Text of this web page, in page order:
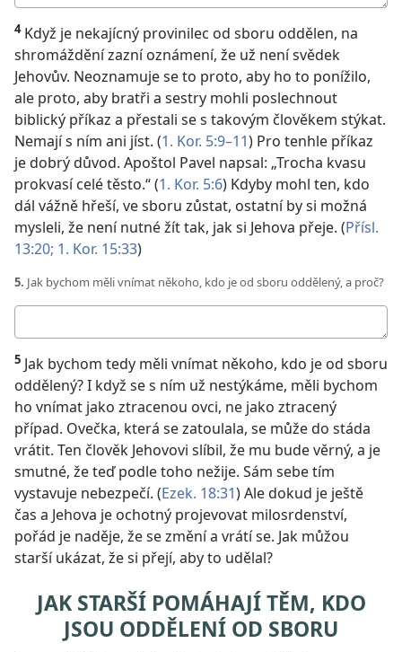
odpověď
4Když je nekajícný provinilec od sboru oddělen, na
shromáždění zazní oznámení, že už není svědek
Jehovův. Neoznamuje se to proto, aby ho to ponížilo,
ale proto, aby bratři a sestry mohli poslechnout
biblický příkaz a přestali se s takovým člověkem stýkat.
Nemají s ním ani jíst. (1. Kor. 5:9–11) Pro tenhle příkaz
je dobrý důvod. Apoštol Pavel napsal: „Trocha kvasu
prokvasí celé těsto.“ (1. Kor. 5:6) Kdyby mohl ten, kdo
dál vážně hřeší, ve sboru zůstat, ostatní by si možná
mysleli, že není nutné žít tak, jak si Jehova přeje. (Přísl.
13:20; 1. Kor. 15:33)
5. Jak bychom měli vnímat někoho, kdo je od sboru oddělený, a proč?
odpověď
5 Jak bychom tedy měli vnímat někoho, kdo je od sboru
oddělený? I když se s ním už nestýkáme, měli bychom
ho vnímat jako ztracenou ovci, ne jako ztracený
případ. Ovečka, která se zatoulala, se může do stáda
vrátit. Ten člověk Jehovovi slíbil, že mu bude věrný, a je
smutné, že teď podle toho nežije. Sám sebe tím
vystavuje nebezpečí. (Ezek. 18:31) Ale dokud je ještě
čas a Jehova je ochotný projevovat milosrdenství,
pořád je naděje, že se změní a vrátí se. Jak můžou
starší ukázat, že si přejí, aby to udělal?
JAK STARŠÍ POMÁHAJÍ TĚM, KDO
JSOU ODDĚLENÍ OD SBORU